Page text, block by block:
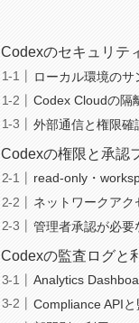
Codexのセキュリテ
ローカル環境のサ
Codex Cloudの隔
外部通信と権限確
Codexの権限と承認
read-only・
ネットワークアク
管理者承認が必要
Codexの監査ログと
Analytics
Compliance API